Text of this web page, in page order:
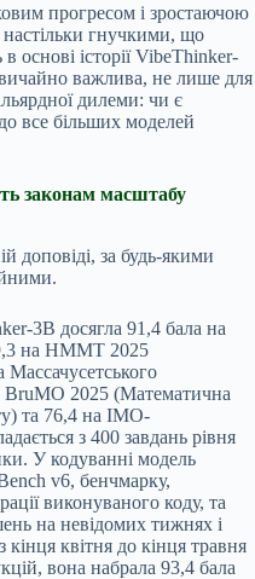
прогресом і зростаючою
гнучкими, що
основі історії VibeThinker-
важлива, не лише для
дилеми: чи є
все більших моделей
законам масштабу
доповіді, за будь-якими
3B досягла 91,4 бала на
на HMMT 2025
BruMO 2025 (Математична
та 76,4 на IMO-
з 400 завдань рівня
У кодуванні модель
v6, бенчмарку,
виконуваного коду, та
на невідомих тижнях і
квітня до кінця травня
вона набрала 93,4 бала